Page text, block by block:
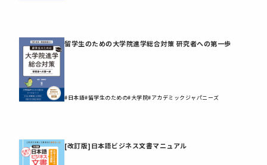
留学生のための大学院進学総合対策 研究者への第一歩
#日本語#留学生のための#大学院#アカデミックジャパニーズ
[改訂版]日本語ビジネス文書マニュアル